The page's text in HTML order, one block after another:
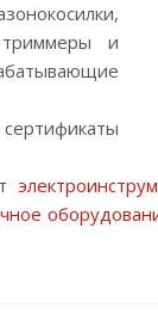
триммеры и